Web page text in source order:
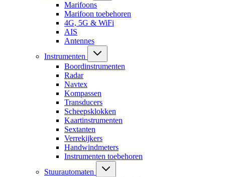
Marifoons
Marifoon toebehoren
4G, 5G & WiFi
AIS
Antennes
Instrumenten
Boordinstrumenten
Radar
Navtex
Kompassen
Transducers
Scheepsklokken
Kaartinstrumenten
Sextanten
Verrekijkers
Handwindmeters
Instrumenten toebehoren
Stuurautomaten